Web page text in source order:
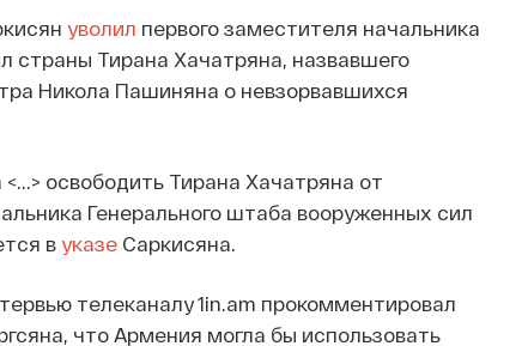
уволил первого заместителя начальника
страны Тирана Хачатряна, назвавшего
Никола Пашиняна о невзорвавшихся
освободить Тирана Хачатряна от
Генерального штаба вооруженных сил
в указеСаркисяна.
телеканалу 1in.am прокомментировал
что Армения могла бы использовать